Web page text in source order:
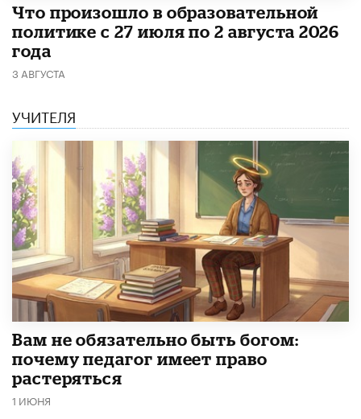
​Что произошло в образовательной
политике с 27 июля по 2 августа 2026
года
3 АВГУСТА
УЧИТЕЛЯ
​Вам не обязательно быть богом:
почему педагог имеет право
растеряться
1 ИЮНЯ